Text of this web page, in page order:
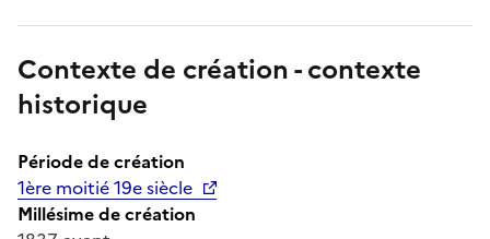
Contexte de création - contexte
historique
Période de création
1ère moitié 19e siècle
Millésime de création